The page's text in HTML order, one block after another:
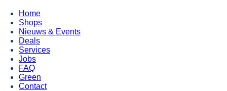
Home
Shops
Nieuws & Events
Deals
Services
Jobs
FAQ
Green
Contact